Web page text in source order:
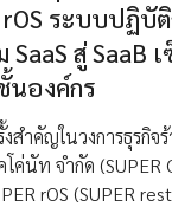
rOS ระบบปฏิบั
SaaS สู่ SaaB
นองค์กร
งสำคัญในวงการธุรกิจ
ค่นัท จำกัด (SUPER
rOS (SUPER